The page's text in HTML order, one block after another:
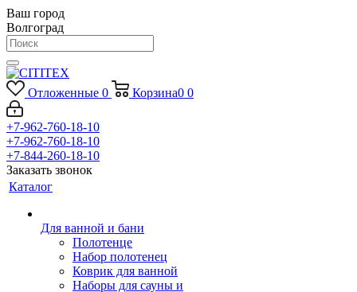
Ваш город
Волгоград
Отложенные 0 Корзина0 0
+7-962-760-18-10
+7-962-760-18-10
+7-844-260-18-10
Заказать звонок
Каталог
Для ванной и бани
Полотенце
Набор полотенец
Коврик для ванной
Наборы для сауны и